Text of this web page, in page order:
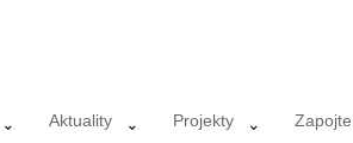
Aktuality Projekty